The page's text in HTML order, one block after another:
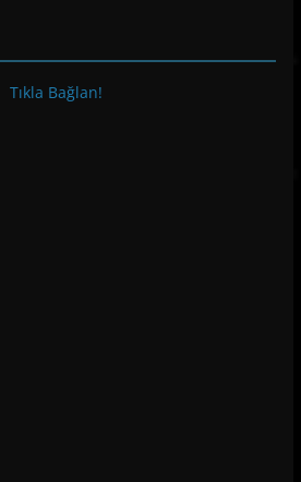
Tıkla Bağlan!